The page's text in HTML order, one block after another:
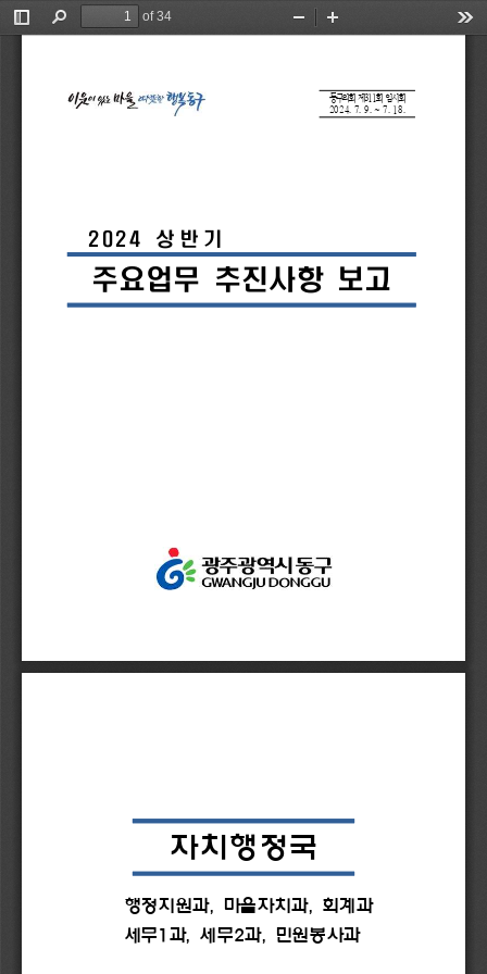
Toggle
Find
of 34
Zoom
동구의회 제311회 임시회
2024. 7. 9. ~ 7. 18.
2024 상반기
주요업무 추진사항 보고
자치행정국
행정지원과, 마을자치과, 회계과
세무1 과, 세무2과, 민원봉사과